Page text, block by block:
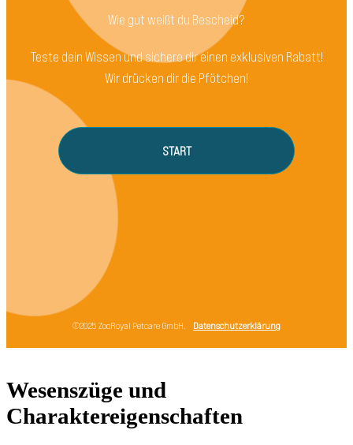
Wesenszüge und
Charaktereigenschaften